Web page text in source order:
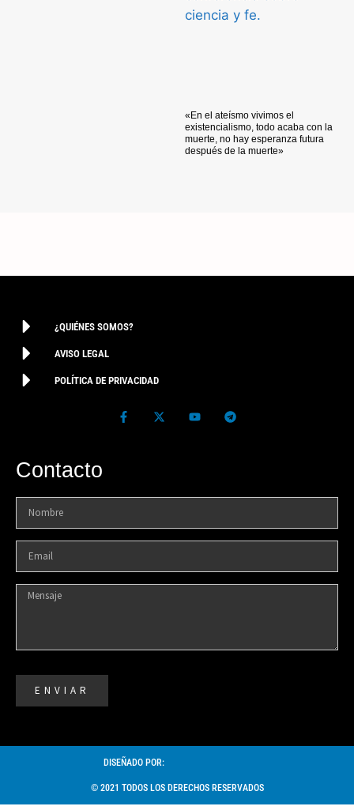
«En el ateísmo vivimos el
existencialismo, todo acaba con la
muerte, no hay esperanza futura
después de la muerte»
¿QUIÉNES SOMOS?
AVISO LEGAL
POLÍTICA DE PRIVACIDAD
Contacto
ENVIAR
DISEÑADO POR:
© 2021 TODOS LOS DERECHOS RESERVADOS